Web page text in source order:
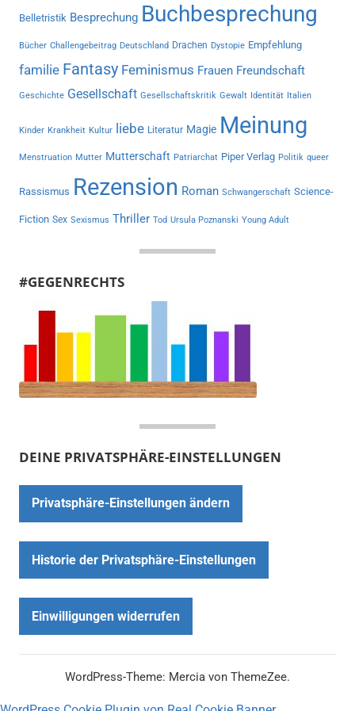
Belletristik Besprechung Buchbesprechung
Bücher Challengebeitrag Deutschland Drachen Dystopie Empfehlung
familie Fantasy Feminismus Frauen Freundschaft
Geschichte Gesellschaft Gesellschaftskritik Gewalt Identität Italien
Kinder Krankheit Kultur liebe Literatur Magie Meinung
Menstruation Mutter Mutterschaft Patriarchat Piper Verlag Politik queer
Rassismus Rezension Roman Schwangerschaft Science-
Fiction Sex Sexismus Thriller Tod Ursula Poznanski Young Adult
#GEGENRECHTS
DEINE PRIVATSPHÄRE-EINSTELLUNGEN
Privatsphäre-Einstellungen ändern
Historie der Privatsphäre-Einstellungen
Einwilligungen widerrufen
WordPress-Theme: Mercia von ThemeZee.